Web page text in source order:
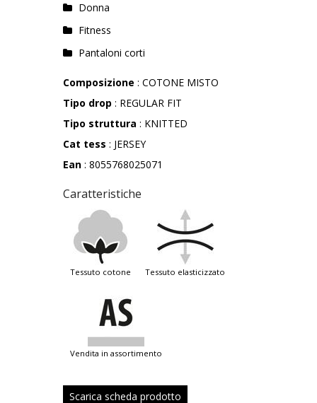
Donna
Fitness
Pantaloni corti
Composizione : COTONE MISTO
Tipo drop : REGULAR FIT
Tipo struttura : KNITTED
Cat tess : JERSEY
Ean : 8055768025071
Caratteristiche
tessuto cotone tessuto elasticizzato
vendita in assortimento
Scarica scheda prodotto